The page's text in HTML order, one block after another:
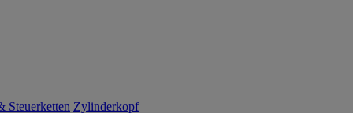
Steuerketten Zylinderkopf